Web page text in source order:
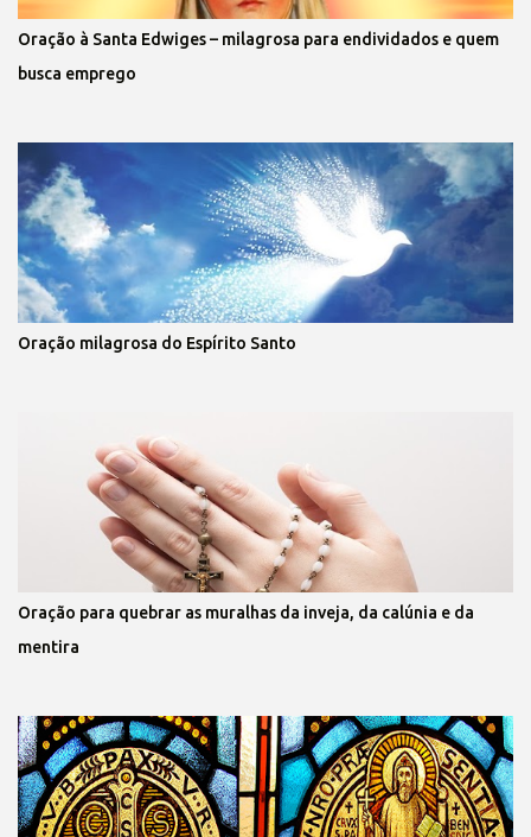
Oração à Santa Edwiges – milagrosa para endividados e quem
busca emprego
Oração milagrosa do Espírito Santo
Oração para quebrar as muralhas da inveja, da calúnia e da
mentira